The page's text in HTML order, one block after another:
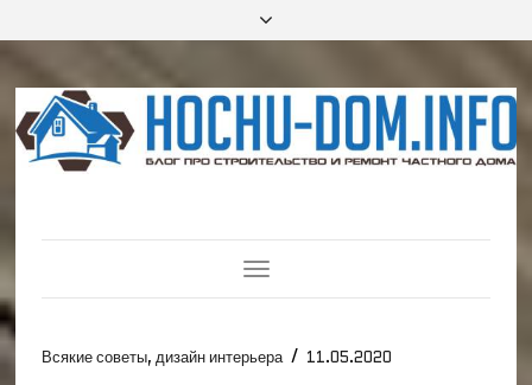
Toggle
Navigation
Всякие советы, дизайн интерьера / 11.05.2020